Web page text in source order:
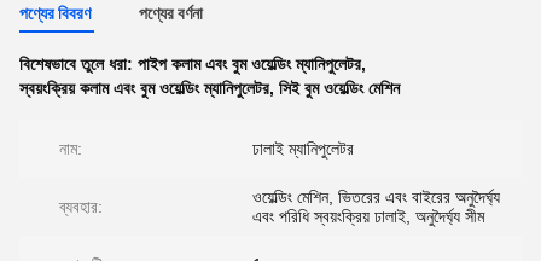
পণ্যের বিবরণ পণ্যের বর্ণনা
বিশেষভাবে তুলে ধরা: পাইপ কলাম এবং বুম ওয়েল্ডিং ম্যানিপুলেটর,
স্বয়ংক্রিয় কলাম এবং বুম ওয়েল্ডিং ম্যানিপুলেটর, সিই বুম ওয়েল্ডিং মেশিন
নাম: ঢালাই ম্যানিপুলেটর
ব্যবহার:
ওয়েল্ডিং মেশিন, ভিতরের এবং বাইরের অনুদৈর্ঘ্য
এবং পরিধি স্বয়ংক্রিয় ঢালাই, অনুদৈর্ঘ্য সীম